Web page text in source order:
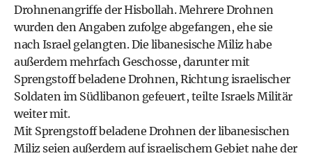
Drohnenangriffe der Hisbollah. Mehrere Drohnen
wurden den Angaben zufolge abgefangen, ehe sie
nach Israel gelangten. Die libanesische Miliz habe
außerdem mehrfach Geschosse, darunter mit
Sprengstoff beladene Drohnen, Richtung israelischer
Soldaten im Südlibanon gefeuert, teilte Israels Militär
weiter mit.
Mit Sprengstoff beladene Drohnen der libanesischen
Miliz seien außerdem auf israelischem Gebiet nahe der